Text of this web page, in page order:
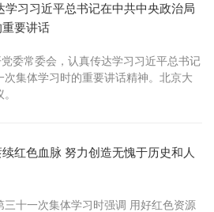
学习习近平总书记在中共中央政治局
要讲话
委常委会，认真传达学习习近平总书记
集体学习时的重要讲话精神。北京大
红色血脉 努力创造无愧于历史和人
三十一次集体学习时强调 用好红色资源